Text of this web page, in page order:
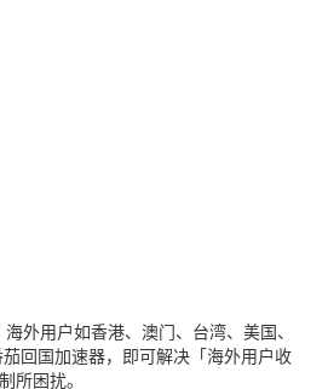
外用户如香港、澳门、台湾、美国、
回国加速器，即可解决「海外用户收
所困扰。